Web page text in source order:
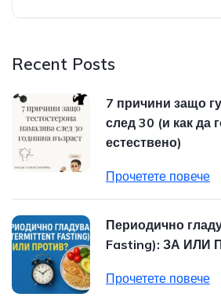
Recent Posts
7 причини защо
след 30 (и как да
естествено)
Прочетете повече
Периодично
Fasting): ЗА ИЛИ
Прочетете повече